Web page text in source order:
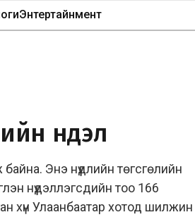
Энтертайнмент
нүүдэл
Энэ нүүдлийн төгсгөлийн
нүүдэллэгсдийн тоо 166
хүн Улаанбаатар хотод шилжин